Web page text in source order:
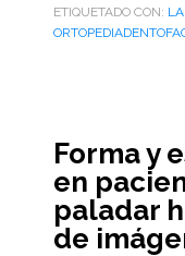
ETIQUETADO CON:
Forma y
en
paladar
de